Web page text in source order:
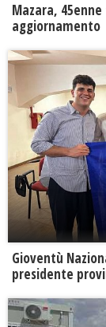
Mazara,
aggiornamento
Gioventù
presidente